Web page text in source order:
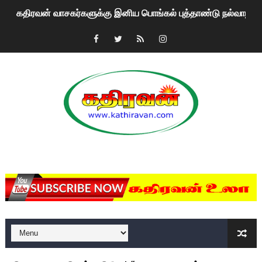
கதிரவன் வாசகர்களுக்கு இனிய பொங்கல் புத்தாண்டு
மகிந்த ராஜபக்சே பதவி விலக திட்டம்?
காணாமல் போகும் பிள்ளையார்கள்!
குண்டை தூக்கிப்போட்ட ஆய்வு…. இந்தியாவின் “கோவிஷீல்டு”
ஏர்போர்ட்டில் உதைத்த நபர் யார், என்ன நடந்தது?: உண்மையை
சீனா இலங்கையிடம் 8 மில்லியன் அமெரிக்க டொலர் நட்டஈடு
01/11/2021 Scotland ல் நடைபெறும் கண்டனப்
பாலச்சந்திரன் மற்றும் தன்னிடம் படித்த மாணவர்கள் தொடர்பில்